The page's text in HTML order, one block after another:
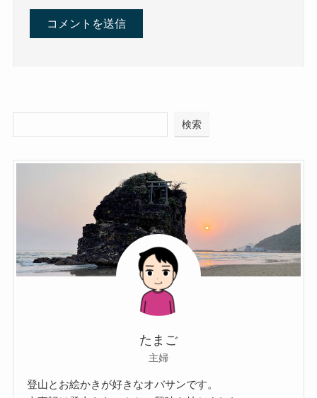
検索
たまご
主婦
登山とお絵かきが好きなオバサンです。